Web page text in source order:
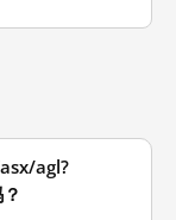
agl?